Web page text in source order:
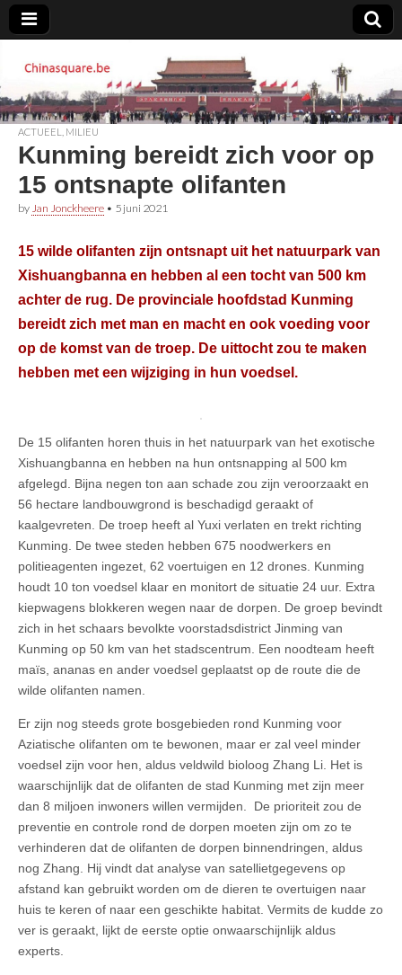
Chinasquare.be
ACTUEEL MILIEU
Kunming bereidt zich voor op
15 ontsnapte olifanten
by Jan Jonckheere • 5 juni 2021
15 wilde olifanten zijn ontsnapt uit het natuurpark van
Xishuangbanna en hebben al een tocht van 500 km
achter de rug. De provinciale hoofdstad Kunming
bereidt zich met man en macht en ook voeding voor
op de komst van de troep. De uittocht zou te maken
hebben met een wijziging in hun voedsel.
De 15 olifanten horen thuis in het natuurpark van het exotische
Xishuangbanna en hebben na hun ontsnapping al 500 km
afgelegd. Bijna negen ton aan schade zou zijn veroorzaakt en
56 hectare landbouwgrond is beschadigd geraakt of
kaalgevreten. De troep heeft al Yuxi verlaten en trekt richting
Kunming. De twee steden hebben 675 noodwerkers en
politieagenten ingezet, 62 voertuigen en 12 drones. Kunming
houdt 10 ton voedsel klaar en monitort de situatie 24 uur. Extra
kiepwagens blokkeren wegen naar de dorpen. De groep bevindt
zich in het schaars bevolkte voorstadsdistrict Jinming van
Kunming op 50 km van het stadscentrum. Een noodteam heeft
maïs, ananas en ander voedsel geplaatst op de route die de
wilde olifanten namen.
Er zijn nog steeds grote bosgebieden rond Kunming voor
Aziatische olifanten om te bewonen, maar er zal veel minder
voedsel zijn voor hen, aldus veldwild bioloog Zhang Li. Het is
waarschijnlijk dat de olifanten de stad Kunming met zijn meer
dan 8 miljoen inwoners willen vermijden. De prioriteit zou de
preventie en controle rond de dorpen moeten zijn om zo te
verhinderen dat de olifanten de dorpen binnendringen, aldus
nog Zhang. Hij vindt dat analyse van satellietgegevens op
afstand kan gebruikt worden om de dieren te overtuigen naar
huis te keren of naar een geschikte habitat. Vermits de kudde zo
ver is geraakt, lijkt de eerste optie onwaarschijnlijk aldus
experts.